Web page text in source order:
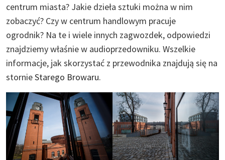
centrum miasta? Jakie dzieła sztuki można w nim
zobaczyć? Czy w centrum handlowym pracuje
ogrodnik? Na te i wiele innych zagwozdek, odpowiedzi
znajdziemy właśnie w audioprzedowniku. Wszelkie
informacje, jak skorzystać z przewodnika znajdują się na
stornieStarego Browaru.